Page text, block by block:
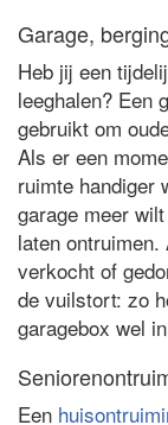
Garage,
Heb jij een
leeghalen? Een
gebruikt om
Als er een
ruimte handiger
garage meer
laten
verkocht of
de vuilstort: zo
garagebox wel
Een